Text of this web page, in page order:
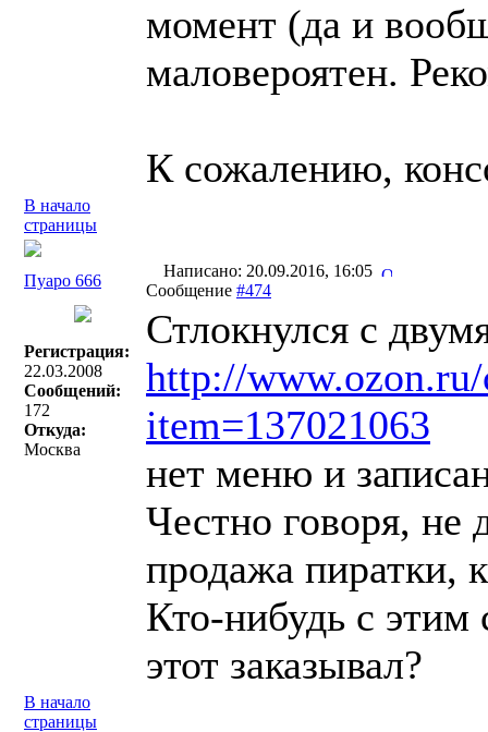
момент (да и
маловероятен.
К сожалению,
В начало
страницы
Пуаро 666
Написано: 20.09.2016, 16:05
Сообщение #474
Регистрация:
22.03.2008
Сообщений:
172
Откуда:
Москва
Стлокнулся с
http://
item=137021063
нет меню и
Честно говоря, не
продажа пиратки,
Кто-нибудь с этим
этот заказывал?
В начало
страницы